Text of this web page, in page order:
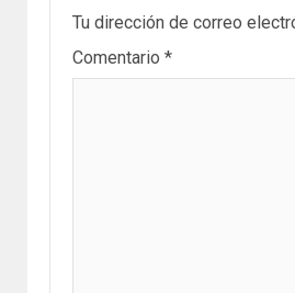
Tu dirección de correo
Comentario *